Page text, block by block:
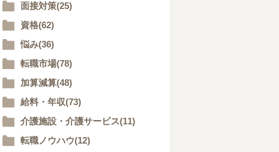
面接対策(25)
資格(62)
悩み(36)
転職市場(78)
加算減算(48)
給料・年収(73)
介護施設・介護サービス(11)
転職ノウハウ(12)